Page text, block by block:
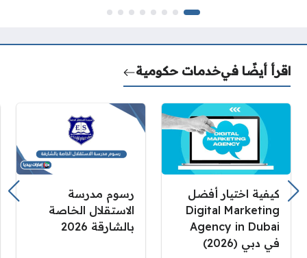
اقرأ أيضًا فيخدمات حكومية
كيفية اختيار أفضل
Digital Marketing
Agency in Dubai
في دبي (2026)
رسوم مدرسة
الاستقلال الخاصة
بالشارقة 2026